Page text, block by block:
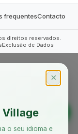
frequentesContacto
direitos reservados.
Exclusão de Dados
✕
Village
o seu idioma e